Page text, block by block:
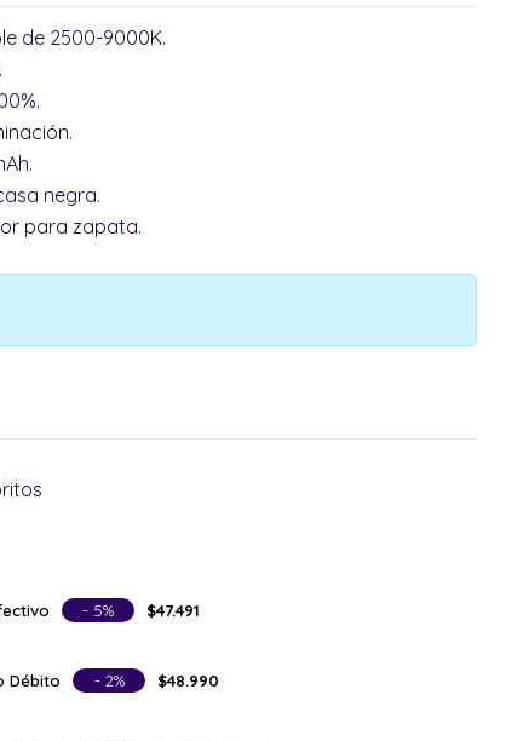
de 2500-9000K.
negra.
para zapata.
- 5% $47.491
Débito - 2% $48.990